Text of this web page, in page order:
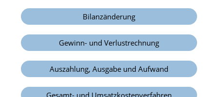
Bilanzänderung
Gewinn- und Verlustrechnung
Auszahlung, Ausgabe und Aufwand
Gesamt- und Umsatzkostenverfahren